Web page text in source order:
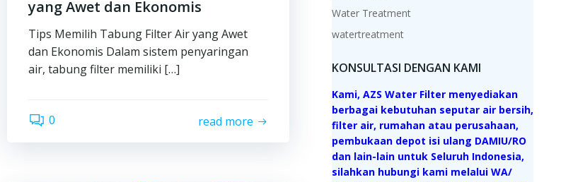
yang Awet dan Ekonomis
Tips Memilih Tabung Filter Air yang Awet
dan Ekonomis Dalam sistem penyaringan
air, tabung filter memiliki […]
0 read more
Water Treatment
watertreatment
KONSULTASI DENGAN KAMI
Kami, AZS Water Filter menyediakan
berbagai kebutuhan seputar air bersih,
filter air, rumahan atau perusahaan,
pembukaan depot isi ulang DAMIU/RO
dan lain-lain untuk Seluruh Indonesia,
silahkan hubungi kami melalui WA/